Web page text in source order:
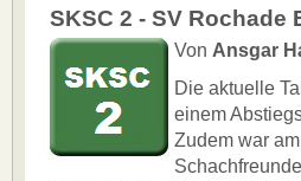
SKSC 2 - SV Rochade
Von Ansgar
Die aktuelle
einem
Zudem war